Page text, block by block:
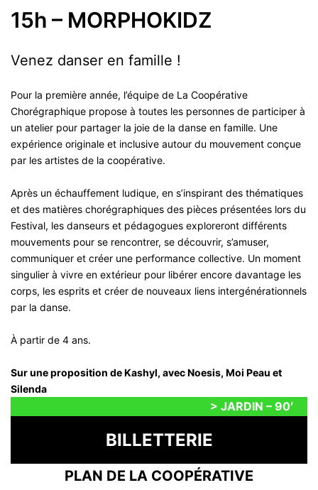
15h – MORPHOKIDZ
Venez danser en famille !
Pour la première année, l’équipe de La Coopérative
Chorégraphique propose à toutes les personnes de participer à
un atelier pour partager la joie de la danse en famille. Une
expérience originale et inclusive autour du mouvement conçue
par les artistes de la coopérative.
Après un échauffement ludique, en s’inspirant des thématiques
et des matières chorégraphiques des pièces présentées lors du
Festival, les danseurs et pédagogues exploreront différents
mouvements pour se rencontrer, se découvrir, s’amuser,
communiquer et créer une performance collective. Un moment
singulier à vivre en extérieur pour libérer encore davantage les
corps, les esprits et créer de nouveaux liens intergénérationnels
par la danse.
À partir de 4 ans.
Sur une proposition de Kashyl, avec Noesis, Moi Peau et
Silenda
> JARDIN – 90′
BILLETTERIE
PLAN DE LA COOPÉRATIVE